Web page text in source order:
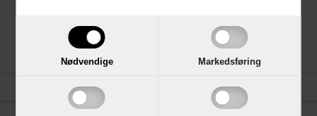
Nødvendige Markedsføring